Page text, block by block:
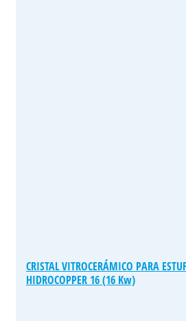
CRISTAL VITROCERÁMICO PARA
HIDROCOPPER 16 (16 Kw)